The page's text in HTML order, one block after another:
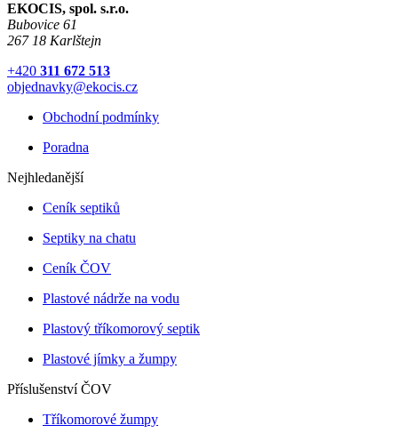
EKOCIS, spol. s.r.o.
Bubovice 61
267 18 Karlštejn
+420 311 672 513
objednavky@ekocis.cz
Obchodní podmínky
Poradna
Nejhledanější
Ceník septiků
Septiky na chatu
Ceník ČOV
Plastové nádrže na vodu
Plastový tříkomorový septik
Plastové jímky a žumpy
Příslušenství ČOV
Tříkomorové žumpy